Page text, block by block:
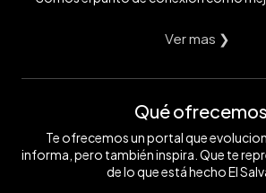
Ver mas ❯
Qué ofrecemos
Te ofrecemos un portal que
informa, pero también inspira. Que te
de lo que está hecho El